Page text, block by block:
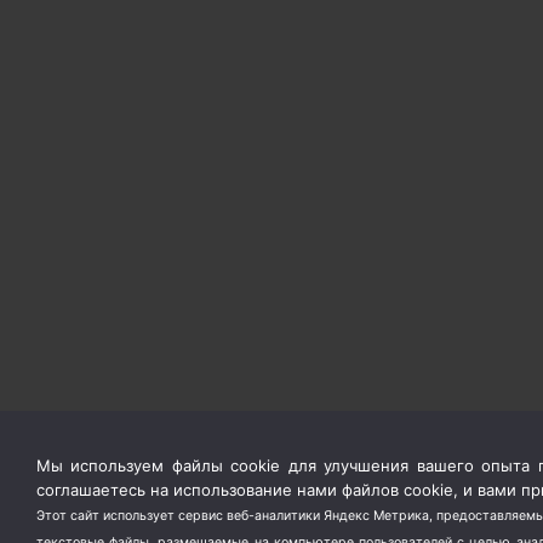
Мы используем файлы cookie для улучшения вашего опыта
соглашаетесь на использование нами файлов cookie, и вами
Этот сайт использует сервис веб-аналитики Яндекс Метрика,